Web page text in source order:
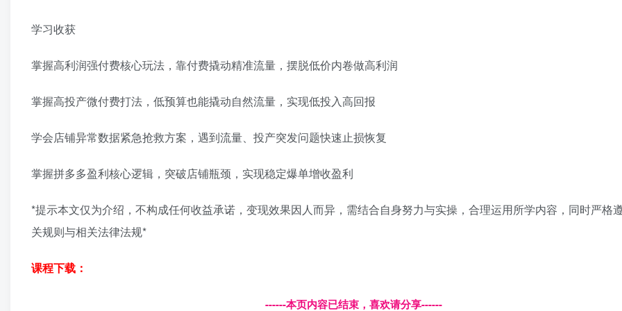
学习收获
掌握高利润强付费核心玩法，靠付费撬动精准流量，摆脱低价内卷做高利润
掌握高投产微付费打法，低预算也能撬动自然流量，实现低投入高回报
学会店铺异常数据紧急抢救方案，遇到流量、投产突发问题快速止损恢复
掌握拼多多盈利核心逻辑，突破店铺瓶颈，实现稳定爆单增收盈利
*提示本文仅为介绍，不构成任何收益承诺，变现效果因人而异，需结合自身努力与实操，合理运用所学内容，同时严格
关规则与相关法律法规*
课程下载：
------本页内容已结束，喜欢请分享------